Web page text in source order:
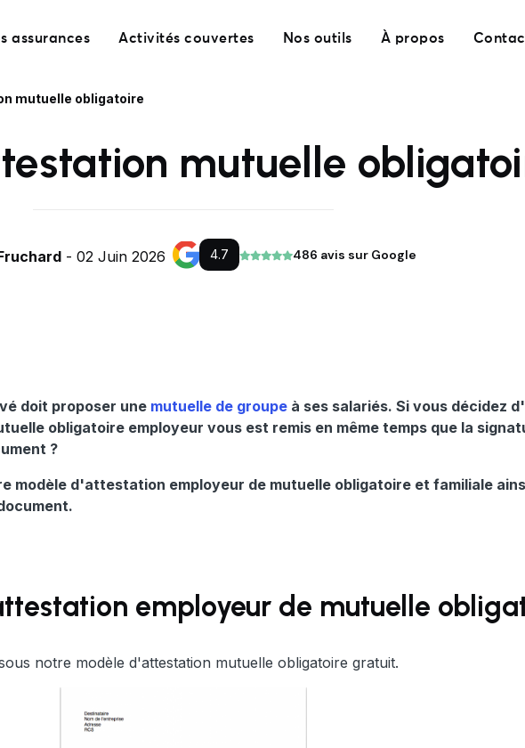
assurances Activités couvertes Nos outils À propos
mutuelle obligatoire
mutuelle
- 02 Juin 2026 4.7 486 avis sur Google
doit proposer une mutuelle de groupe à ses salariés. Si vous décidez
obligatoire employeur vous est remis en même temps que la
?
modèle d'attestation employeur de mutuelle obligatoire et familiale
employeur de mutuelle
notre modèle d'attestation mutuelle obligatoire gratuit.